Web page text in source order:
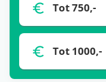
Tot 750,-
Tot 1000,-